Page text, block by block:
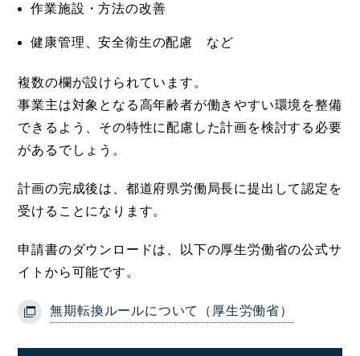
作業施設・方法の改善
健康管理、安全衛生の配慮 など
複数の欄が設けられています。
事業主は対象となる高年齢者が働きやすい環境を整備
できるよう、その特性に配慮した計画を検討する必要
があるでしょう。
計画の完成後は、都道府県労働局長に提出して認定を
受けることになります。
申請書のダウンロードは、以下の厚生労働省の公式サ
イトから可能です。
無期転換ルールについて（厚生労働省）